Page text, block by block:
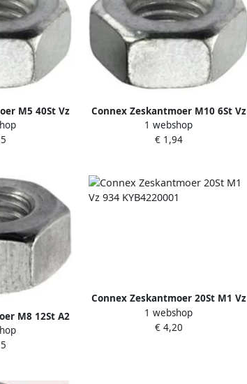
M5 40St Vz
Connex Zeskantmoer M10 6St Vz
KY4220010
1 webshop
€ 1,94
M8 12St A2
Connex Zeskantmoer 20St M1 Vz
934 KYB4220001
1 webshop
€ 4,20